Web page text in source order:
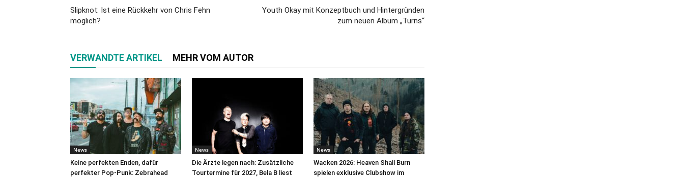
Slipknot: Ist eine Rückkehr von Chris Fehn
möglich?
Youth Okay mit Konzeptbuch und Hintergründen
zum neuen Album „Turns“
VERWANDTE ARTIKEL MEHR VOM AUTOR
News
Keine perfekten Enden, dafür
perfekter Pop-Punk: Zebrahead
News
Die Ärzte legen nach: Zusätzliche
Tourtermine für 2027, Bela B liest
News
Wacken 2026: Heaven Shall Burn
spielen exklusive Clubshow im